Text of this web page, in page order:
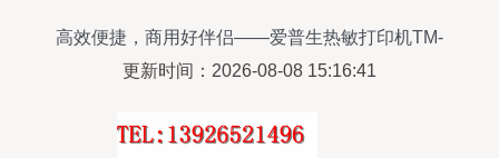
高效便捷，商用好伴侣——爱普生热敏打印机TM-
T60评测
更新时间：2026-08-08 15:16:41